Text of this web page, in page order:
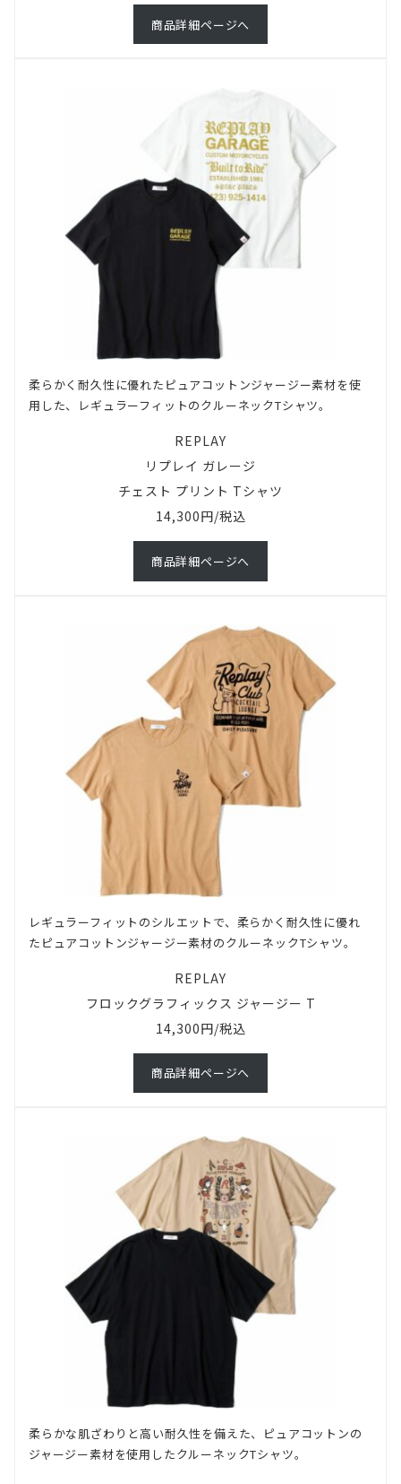
商品詳細ページへ
柔らかく耐久性に優れたピュアコットンジャージー素材を使
用した、レギュラーフィットのクルーネックTシャツ。
REPLAY
リプレイ ガレージ
チェスト プリント Tシャツ
14,300円/税込
商品詳細ページへ
レギュラーフィットのシルエットで、柔らかく耐久性に優れ
たピュアコットンジャージー素材のクルーネックTシャツ。
REPLAY
フロックグラフィックス ジャージー T
14,300円/税込
商品詳細ページへ
柔らかな肌ざわりと高い耐久性を備えた、ピュアコットンの
ジャージー素材を使用したクルーネックTシャツ。